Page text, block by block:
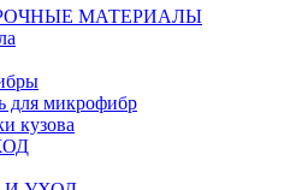
МАТЕРИАЛЫ
для микрофибр
кузова